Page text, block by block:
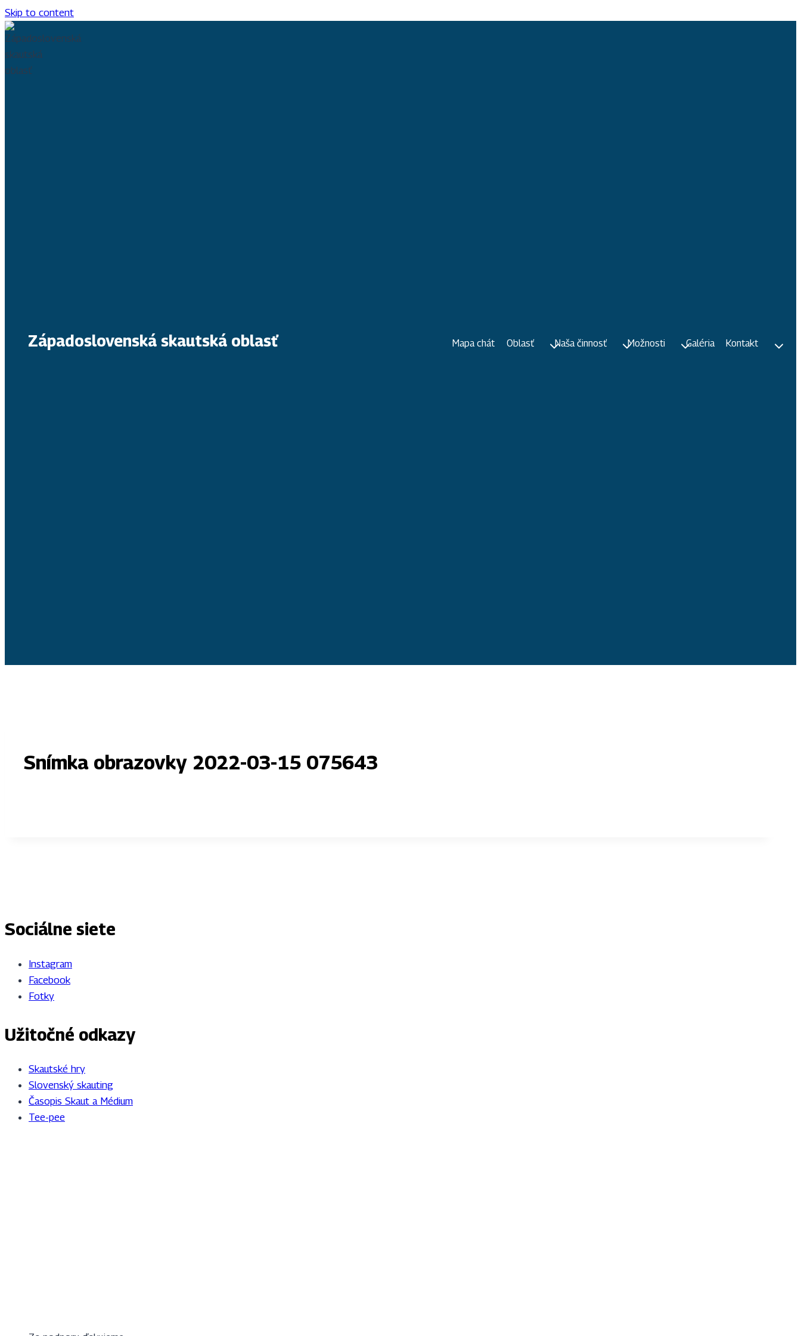
Skip to content
Západoslovenská skautská oblasť Mapa chát Oblasť Naša činnosť Možnosti Galéria Kontakt
Snímka obrazovky 2022-03-15 075643
Sociálne siete
Instagram
Facebook
Fotky
Užitočné odkazy
Skautské hry
Slovenský skauting
Časopis Skaut a Médium
Tee-pee